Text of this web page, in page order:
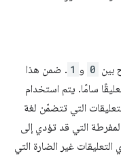
0 و 1 . ضمن هذا
سامًا. يتم استخدام
التي تتضمّن لغة
التي قد تؤدي إلى
غير الضارة التي